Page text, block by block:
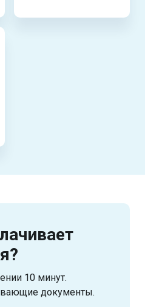
10 минут.
документы.